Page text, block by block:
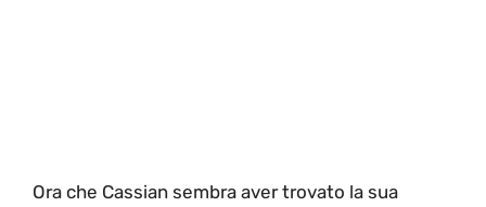
Ora che Cassian sembra aver trovato la sua